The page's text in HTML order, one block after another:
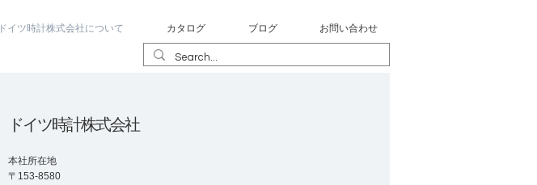
ドイツ時計株式会社について カタログ ブログ お問い合わせ
ドイツ時計株式会社
本社所在地
〒153-8580